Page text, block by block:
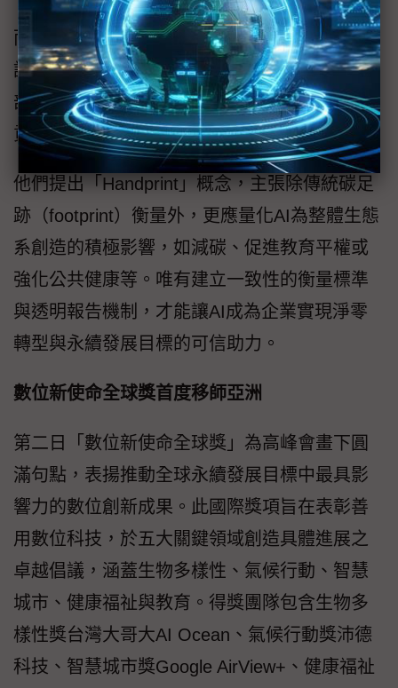
而在「AI賦能的衡量與承諾」主題對談中，與
談者則強調，AI的效益應不僅限於提升企業內
部效率，更應擴及對客戶、社會與環境的正面
貢獻。
他們提出「Handprint」概念，主張除傳統碳足
跡（footprint）衡量外，更應量化AI為整體生態
系創造的積極影響，如減碳、促進教育平權或
強化公共健康等。唯有建立一致性的衡量標準
與透明報告機制，才能讓AI成為企業實現淨零
轉型與永續發展目標的可信助力。
數位新使命全球獎首度移師亞洲
第二日「數位新使命全球獎」為高峰會畫下圓
滿句點，表揚推動全球永續發展目標中最具影
響力的數位創新成果。此國際獎項旨在表彰善
用數位科技，於五大關鍵領域創造具體進展之
卓越倡議，涵蓋生物多樣性、氣候行動、智慧
城市、健康福祉與教育。得獎團隊包含生物多
樣性獎台灣大哥大AI Ocean、氣候行動獎沛德
科技、智慧城市獎Google AirView+、健康福祉